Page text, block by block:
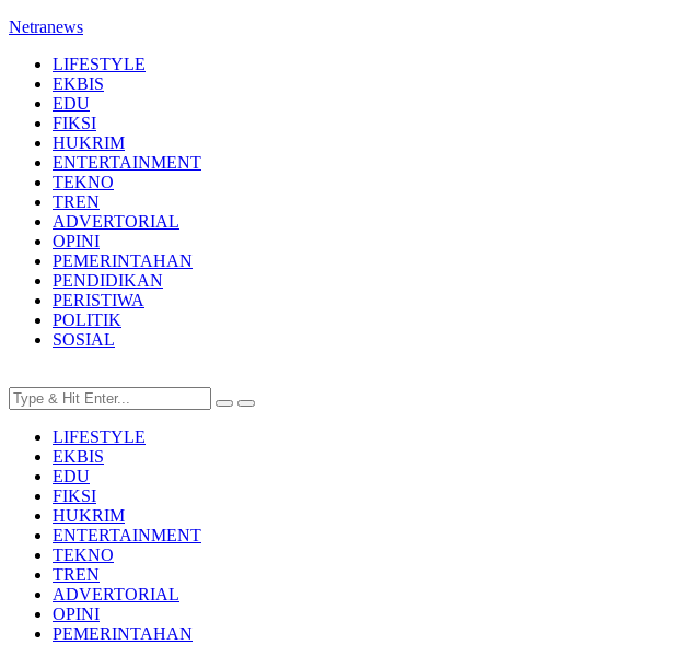
Netranews
LIFESTYLE
EKBIS
EDU
FIKSI
HUKRIM
ENTERTAINMENT
TEKNO
TREN
ADVERTORIAL
OPINI
PEMERINTAHAN
PENDIDIKAN
PERISTIWA
POLITIK
SOSIAL
LIFESTYLE
EKBIS
EDU
FIKSI
HUKRIM
ENTERTAINMENT
TEKNO
TREN
ADVERTORIAL
OPINI
PEMERINTAHAN